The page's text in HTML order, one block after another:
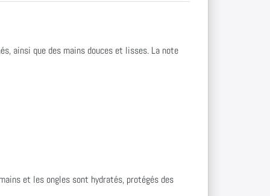
ainsi que des mains douces et lisses. La note
et les ongles sont hydratés, protégés des